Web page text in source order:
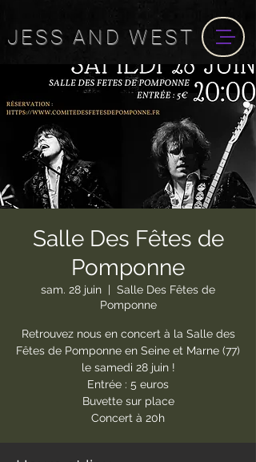
JESSAND WEST
Salle Des Fêtes de
Pomponne
sam. 28 juin
  |
Salle Des Fêtes de
Pomponne
Retrouvez nous en concert à la Salle des
Fêtes de Pomponne en Seine et Marne (77)
le samedi 28 juin !
Entrée : 5 euros
Buvette sur place
Concert à 20h